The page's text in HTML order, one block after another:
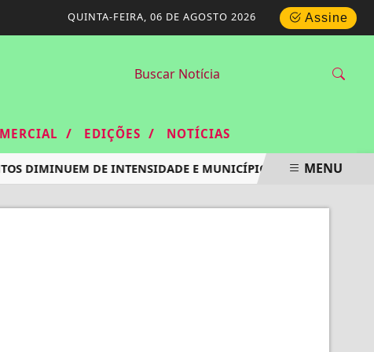
Assine
QUINTA-FEIRA, 06 DE AGOSTO 2026
/ EDIÇÕES / NOTÍCIAS
DIMINUEM DE INTENSIDADE E MUNICÍPIO DO RIO VOLTA AO
MENU